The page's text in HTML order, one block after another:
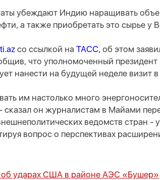
убеждают Индию наращивать
а также приобретать это сырье у
со ссылкой на ТАСС, об этом
что уполномоченный президент
нанести на будущей неделе визит
им настолько много
сказал он журналистам в Майами
ведомств стран -
вопрос о перспективах
ударах США в районе АЭС «Бушер»